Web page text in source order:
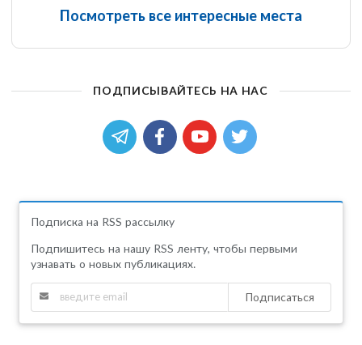
Посмотреть все интересные места
ПОДПИСЫВАЙТЕСЬ НА НАС
Подписка на RSS рассылку
Подпишитесь на нашу RSS ленту, чтобы первыми
узнавать о новых публикациях.
Подписаться